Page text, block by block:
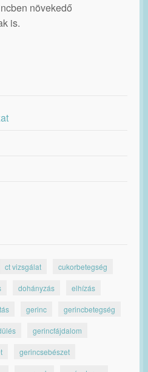
növekedő
is.
ct vizsgálat cukorbetegség
dohányzás elhízás
gerinc gerincbetegség
gerincfájdalom
gerincsebészet